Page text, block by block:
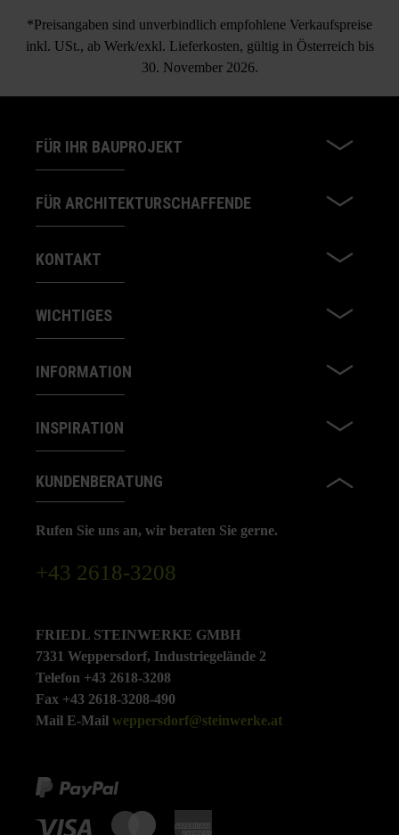
*Preisangaben sind unverbindlich empfohlene Verkaufspreise
inkl. USt., ab Werk/exkl. Lieferkosten, gültig in Österreich bis
30. November 2026.
FÜR IHR BAUPROJEKT
FÜR ARCHITEKTURSCHAFFENDE
KONTAKT
WICHTIGES
INFORMATION
INSPIRATION
KUNDENBERATUNG
Rufen Sie uns an, wir beraten Sie gerne.
+43 2618-3208
FRIEDL STEINWERKE GMBH
7331 Weppersdorf, Industriegelände 2
Telefon +43 2618-3208
Fax +43 2618-3208-490
Mail E-Mail weppersdorf@steinwerke.at